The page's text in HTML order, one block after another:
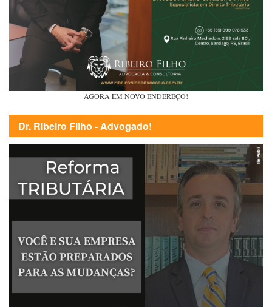
AGORA EM NOVO ENDEREÇO!
Dr. Ribeiro Filho - Advogado!